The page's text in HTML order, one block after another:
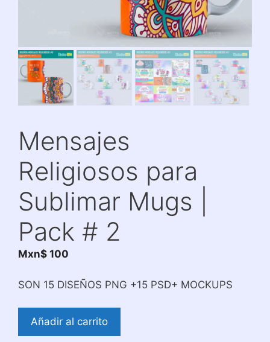
Mensajes
Religiosos para
Sublimar Mugs |
Pack # 2
Mxn$ 100
SON 15 DISEÑOS PNG +15 PSD+ MOCKUPS
Mensajes
Religiosos
Añadir al carrito